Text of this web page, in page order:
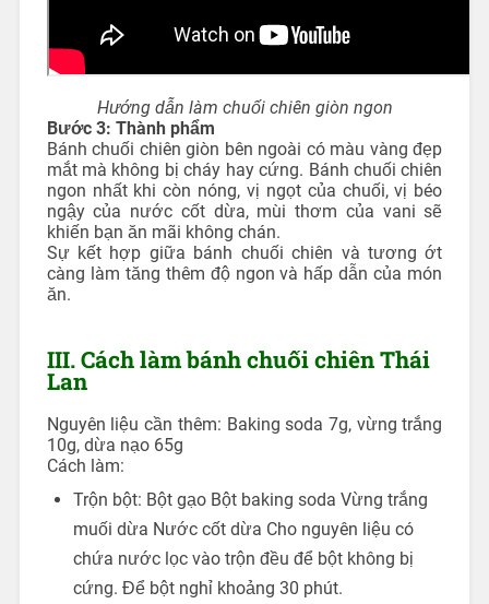
Hướng dẫn làm chuối chiên giòn ngon
Bước 3: Thành phẩm
Bánh chuối chiên giòn bên ngoài có màu vàng đẹp
mắt mà không bị cháy hay cứng. Bánh chuối chiên
ngon nhất khi còn nóng, vị ngọt của chuối, vị béo
ngậy của nước cốt dừa, mùi thơm của vani sẽ
khiến bạn ăn mãi không chán.
Sự kết hợp giữa bánh chuối chiên và tương ớt
càng làm tăng thêm độ ngon và hấp dẫn của món
ăn.
III. Cách làm bánh chuối chiên Thái
Lan
Nguyên liệu cần thêm: Baking soda 7g, vừng trắng
10g, dừa nạo 65g
Cách làm:
Trộn bột: Bột gạo Bột baking soda Vừng trắng
muối dừa Nước cốt dừa Cho nguyên liệu có
chứa nước lọc vào trộn đều để bột không bị
cứng. Để bột nghỉ khoảng 30 phút.